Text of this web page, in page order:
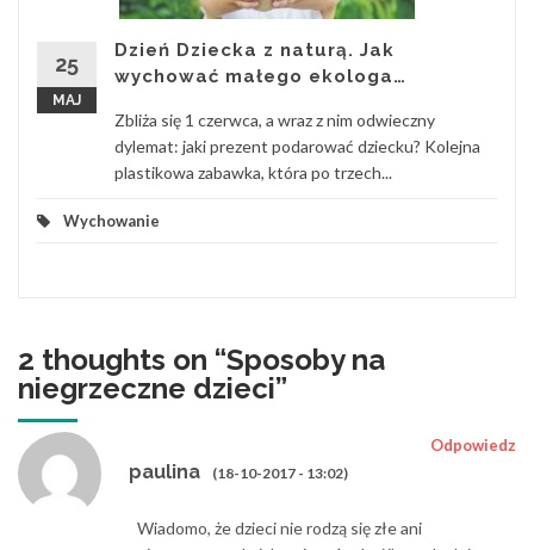
25
MAJ
Dzień Dziecka z naturą. Jak
wychować małego ekologa…
Zbliża się 1 czerwca, a wraz z nim odwieczny
dylemat: jaki prezent podarować dziecku? Kolejna
plastikowa zabawka, która po trzech...
Wychowanie
2 thoughts on “Sposoby na
niegrzeczne dzieci”
paulina (18-10-2017 - 13:02)
Odpowiedz
Wiadomo, że dzieci nie rodzą się złe ani